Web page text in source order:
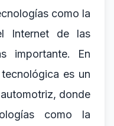
como la
Internet de las
importante. En
es un
donde
como la